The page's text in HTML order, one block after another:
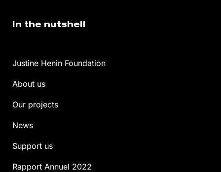
In the nutshell
Justine Henin Foundation
About us
Our projects
News
Support us
Rapport Annuel 2022